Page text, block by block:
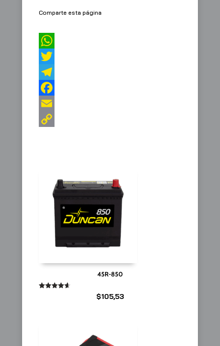
Comparte esta página
45R-850
$105,53